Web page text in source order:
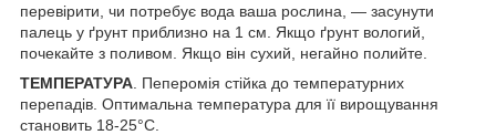
перевірити, чи потребує вода ваша рослина, — засунути
палець у ґрунт приблизно на 1 см. Якщо ґрунт вологий,
почекайте з поливом. Якщо він сухий, негайно полийте.
ТЕМПЕРАТУРА . Пеперомія стійка до температурних
перепадів. Оптимальна температура для її вирощування
становить 18-25°C.